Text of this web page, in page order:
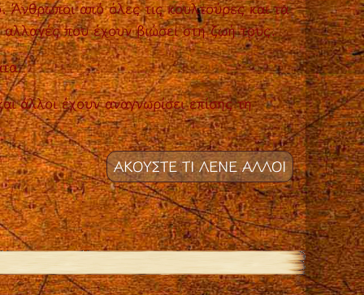
από όλες τις κουλτούρες και τα
αλλαγές που έχουν βιώσει στη ζωή τους.
άλλοι έχουν αναγνωρίσει επίσης τη
ΑΚΟΥΣΤΕ ΤΙ ΛΕΝΕ ΑΛΛΟΙ